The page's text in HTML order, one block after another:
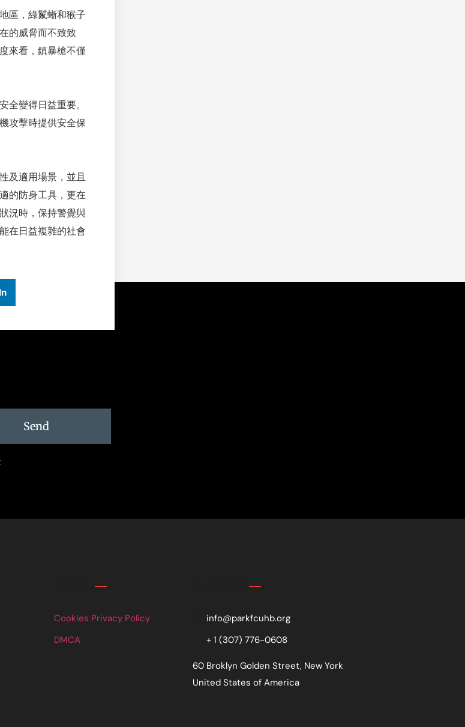
區，綠鬣蜥和猴子
的威脅而不致致
來看，鎮暴槍不僅
全變得日益重要。
攻擊時提供安全保
及適用場景，並且
的防身工具，更在
況時，保持警覺與
在日益複雜的社會
Send
Cookies Privacy Policy
DMCA
info@parkfcuhb.org
+ 1 (307) 776-0608
60 Broklyn Golden Street, New York
United States of America